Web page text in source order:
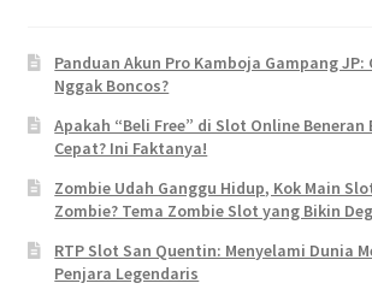
Panduan Akun Pro Kamboja Gampang
Nggak Boncos?
Apakah “Beli Free” di Slot Online Beneran
Cepat? Ini Faktanya!
Zombie Udah Ganggu Hidup, Kok Main
Zombie? Tema Zombie Slot yang Bikin
RTP Slot San Quentin: Menyelami Dunia
Penjara Legendaris